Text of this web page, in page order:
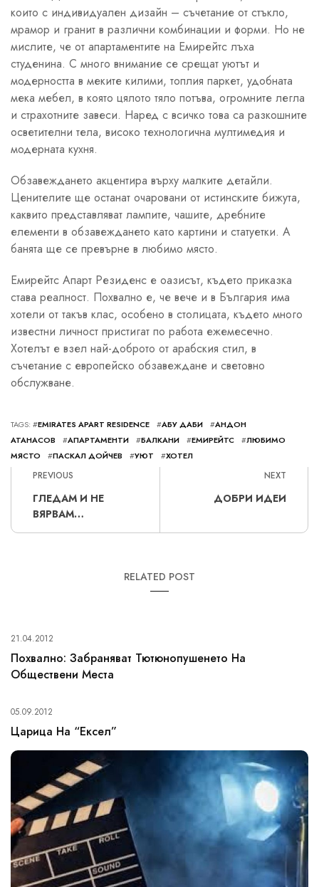
които с индивидуален дизайн – съчетание от стъкло,
мрамор и гранит в различни комбинации и форми. Но не
мислите, че от апартаментите на Емирейтс лъха
студенина. С много внимание се срещат уютът и
модерността в меките килими, топлия паркет, удобната
мека мебел, в която цялото тяло потъва, огромните легла
и страхотните завеси. Наред с всичко това са разкошните
осветителни тела, високо технологична мултимедия и
модерната кухня.
Обзавеждането акцентира върху малките детайли.
Ценителите ще останат очаровани от истинските бижута,
каквито представляват лампите, чашите, дребните
елементи в обзавеждането като картини и статуетки. А
банята ще се превърне в любимо място.
Емирейтс Апарт Резиденс е оазисът, където приказка
става реалност. Похвално е, че вече и в България има
хотели от такъв клас, особено в столицата, където много
известни личност пристигат по работа ежемесечно.
Хотелът е взел най-доброто от арабския стил, в
съчетание с европейско обзавеждане и световно
обслужване.
TAGS: #EMIRATES APART RESIDENCE #АБУ ДАБИ #АНДОН
АТАНАСОВ
#АПАРТАМЕНТИ #БАЛКАНИ #ЕМИРЕЙТС #ЛЮБИМО
МЯСТО
#ПАСКАЛ ДОЙЧЕВ #УЮТ #ХОТЕЛ
PREVIOUS
ГЛЕДАМ И НЕ
ВЯРВАМ…
NEXT
ДОБРИ ИДЕИ
RELATED POST
21.04.2012
Похвално: Забраняват Тютюнопушенето На
Обществени Места
05.09.2012
Царица На “Ексел”